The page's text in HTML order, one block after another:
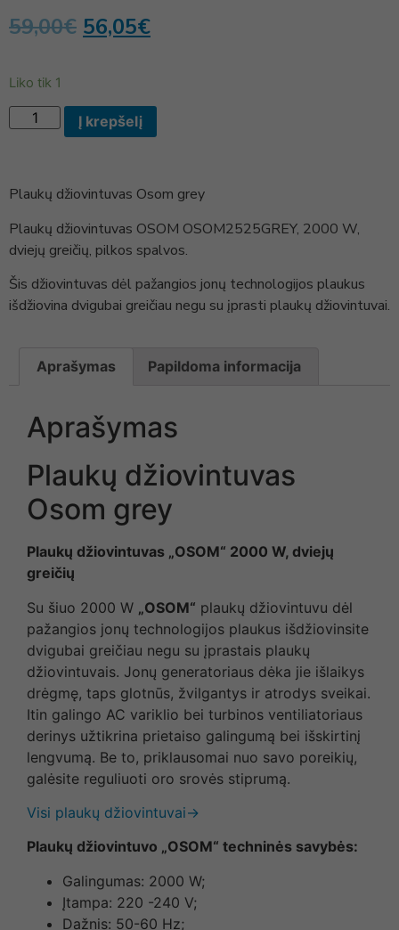
59,00€ 56,05€
Liko tik 1
Į krepšelį
Plaukų džiovintuvas Osom grey
Plaukų džiovintuvas OSOM OSOM2525GREY, 2000 W,
dviejų greičių, pilkos spalvos.
Šis džiovintuvas dėl pažangios jonų technologijos plaukus
išdžiovina dvigubai greičiau negu su įprasti plaukų džiovintuvai.
Aprašymas Papildoma informacija
Aprašymas
Plaukų džiovintuvas
Osom grey
Plaukų džiovintuvas „OSOM“ 2000 W, dviejų
greičių
Su šiuo 2000 W „OSOM“ plaukų džiovintuvu dėl
pažangios jonų technologijos plaukus išdžiovinsite
dvigubai greičiau negu su įprastais plaukų
džiovintuvais. Jonų generatoriaus dėka jie išlaikys
drėgmę, taps glotnūs, žvilgantys ir atrodys sveikai.
Itin galingo AC variklio bei turbinos ventiliatoriaus
derinys užtikrina prietaiso galingumą bei išskirtinį
lengvumą. Be to, priklausomai nuo savo poreikių,
galėsite reguliuoti oro srovės stiprumą.
Visi plaukų džiovintuvai→
Plaukų džiovintuvo „OSOM“ techninės savybės:
Galingumas: 2000 W;
Įtampa: 220 -240 V;
Dažnis: 50-60 Hz;